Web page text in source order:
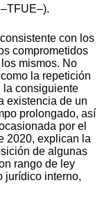
con los
comprometidos
mismos. No
la repetición
la consiguiente
existencia de un
prolongado, así
por el
2020, explican la
de algunas
rango de ley
jurídico interno,